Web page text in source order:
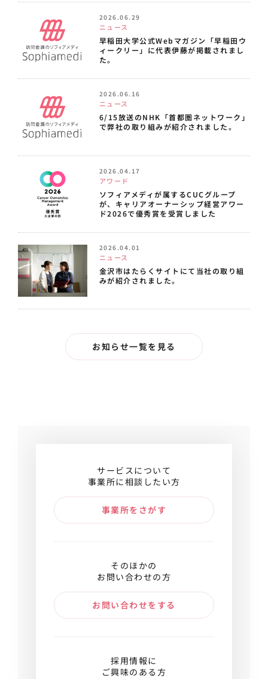
2026.06.29
ニュース
早稲田大学公式Webマガジン「早稲田ウ
ィークリー」に代表伊藤が掲載されまし
た。
2026.06.16
ニュース
6/15放送のNHK「首都圏ネットワーク」
で弊社の取り組みが紹介されました。
2026.04.17
アワード
ソフィアメディが属するCUCグループ
が、キャリアオーナーシップ経営アワー
ド2026で優秀賞を受賞しました
2026.04.01
ニュース
金沢市はたらくサイトにて当社の取り組
みが紹介されました。
お知らせ一覧を見る
サービスについて
事業所に相談したい方
事業所をさがす
そのほかの
お問い合わせの方
お問い合わせをする
採用情報に
ご興味のある方